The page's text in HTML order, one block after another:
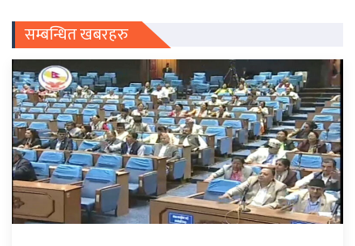
सम्बन्धित खबरहरु